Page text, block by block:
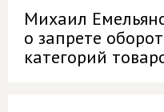
Михаил
о запрете
категорий